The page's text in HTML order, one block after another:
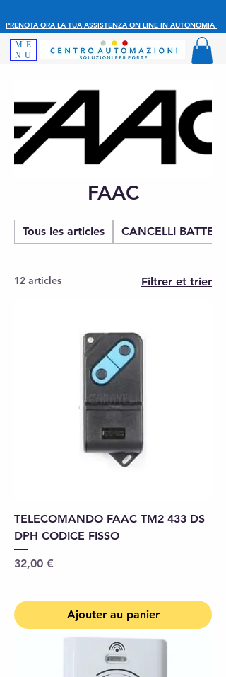
PRENOTA ORA LA TUA ASSISTENZA ON LINE IN AUTONOMIA
ME
NU
FAAC
Tous les articles CANCELLI
12 articles Filtrer et trier
TELECOMANDO FAAC TM2 433 DS
DPH CODICE FISSO
Prix
32,00 €
Ajouter au panier